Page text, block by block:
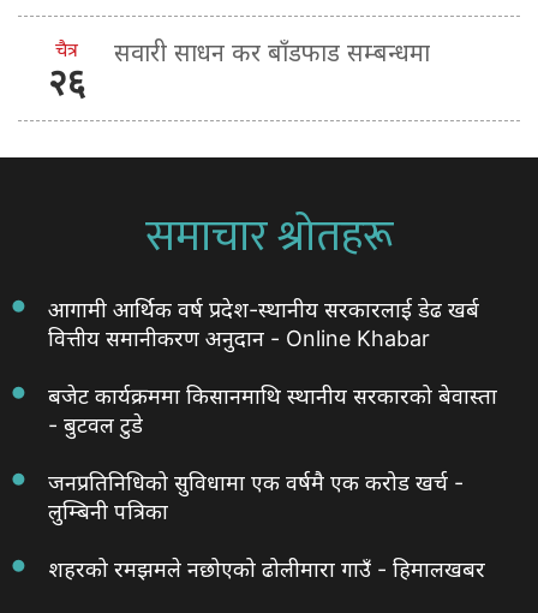
चैत्र
२६
सवारी साधन कर बाँडफाड सम्बन्धमा
समाचार श्रोतहरू
आगामी आर्थिक वर्ष प्रदेश-स्थानीय सरकारलाई डेढ खर्ब
वित्तीय समानीकरण अनुदान - Online Khabar
बजेट कार्यक्रममा किसानमाथि स्थानीय सरकारको बेवास्ता
- बुटवल टुडे
जनप्रतिनिधिको सुविधामा एक वर्षमै एक करोड खर्च -
लुम्बिनी पत्रिका
शहरको रमझमले नछोएको ढोलीमारा गाउँ - हिमालखबर